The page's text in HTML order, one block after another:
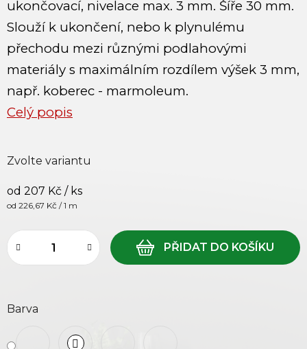
ukončovací, nivelace max. 3 mm. Šíře 30 mm.
Slouží k ukončení, nebo k plynulému
přechodu mezi různými podlahovými
materiály s maximálním rozdílem výšek 3 mm,
např. koberec - marmoleum.
Celý popis
Barva
od 207 Kč / ks
Měrná cena:
od 226,67 Kč / 1 m
Zvolte variantu